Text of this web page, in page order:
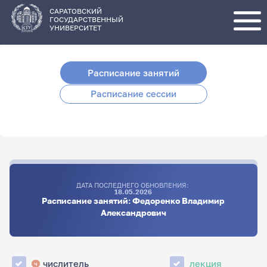
основному
содержанию
САРАТОВСКИЙ
ГОСУДАРСТВЕННЫЙ
УНИВЕРСИТЕТ
Расписание занятий
Расписание сессии
ДАТА ПОСЛЕДНЕГО ОБНОВЛЕНИЯ:
18.05.2026
Расписание занятий: Федоренко Владимир
Александрович
ч числитель
лекция